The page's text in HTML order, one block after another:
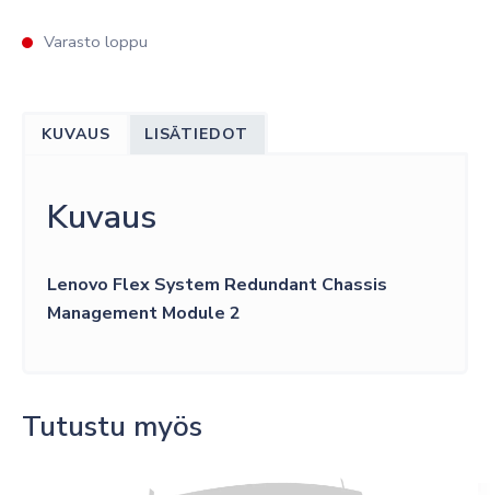
Varasto loppu
KUVAUS LISÄTIEDOT
Kuvaus
Lenovo Flex System Redundant Chassis
Management Module 2
Tutustu myös